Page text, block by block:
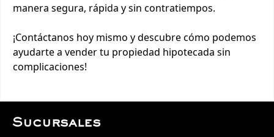
manera segura, rápida y sin contratiempos.
¡Contáctanos hoy mismo y descubre cómo podemos
ayudarte a vender tu propiedad hipotecada sin
complicaciones!
Sucursales